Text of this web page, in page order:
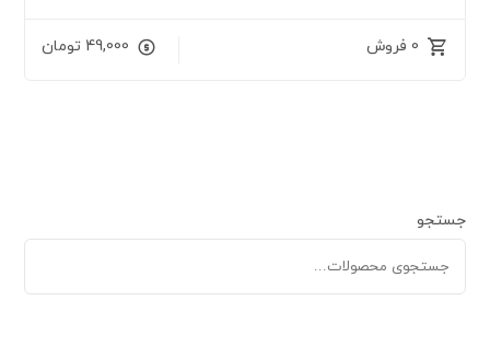
0 فروش 49,000 تومان
جستجو